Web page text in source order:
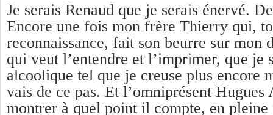
Je serais Renaud que je serais énervé.
Encore une fois mon frère Thierry qui,
reconnaissance, fait son beurre sur mon
qui veut l’entendre et l’imprimer, que je
alcoolique tel que je creuse plus encore
vais de ce pas. Et l’omniprésent
montrer à quel point il compte, en pleine